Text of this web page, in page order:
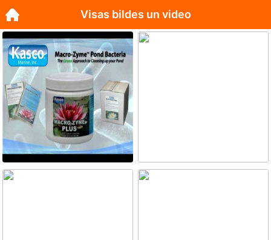
Visas bildes un video